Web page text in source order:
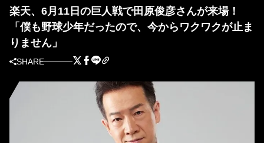
楽天、6月11日の巨人戦で田原俊彦さんが来場！
「僕も野球少年だったので、今からワクワクが止ま
りません」
SHARE